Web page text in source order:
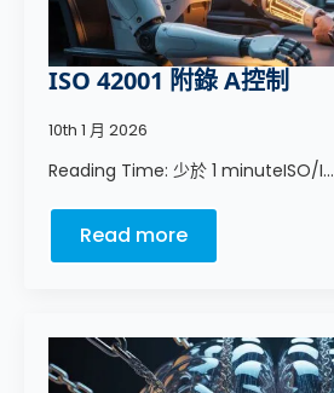
ISO 42001 附錄 A控制
10th 1 月 2026
Reading Time: 少於 1 minuteISO/I...
Read more